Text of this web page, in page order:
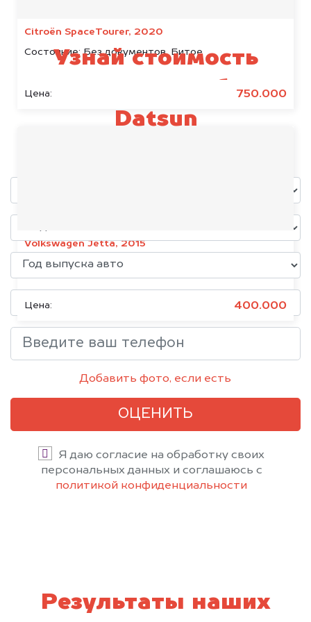
Citroën SpaceTourer, 2020
Состояние:Без документов, Битое
Цена: 750.000
Volkswagen Jetta, 2015
Состояние:Без документов
Цена: 400.000
Узнай стоимость
своего автомобиля
Datsun
Добавить фото, если есть
ОЦЕНИТЬ
Я даю согласие на обработку своих
персональных данных и соглашаюсь с
политикой конфиденциальности
Результаты наших